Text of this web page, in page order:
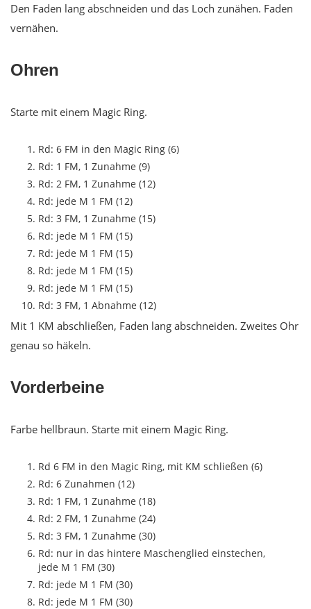
Den Faden lang abschneiden und das Loch zunähen. Faden
vernähen.
Ohren
Starte mit einem Magic Ring.
Rd: 6 FM in den Magic Ring (6)
Rd: 1 FM, 1 Zunahme (9)
Rd: 2 FM, 1 Zunahme (12)
Rd: jede M 1 FM (12)
Rd: 3 FM, 1 Zunahme (15)
Rd: jede M 1 FM (15)
Rd: jede M 1 FM (15)
Rd: jede M 1 FM (15)
Rd: jede M 1 FM (15)
Rd: 3 FM, 1 Abnahme (12)
Mit 1 KM abschließen, Faden lang abschneiden. Zweites Ohr
genau so häkeln.
Vorderbeine
Farbe hellbraun. Starte mit einem Magic Ring.
Rd 6 FM in den Magic Ring, mit KM schließen (6)
Rd: 6 Zunahmen (12)
Rd: 1 FM, 1 Zunahme (18)
Rd: 2 FM, 1 Zunahme (24)
Rd: 3 FM, 1 Zunahme (30)
Rd: nur in das hintere Maschenglied einstechen,
jede M 1 FM (30)
Rd: jede M 1 FM (30)
Rd: jede M 1 FM (30)